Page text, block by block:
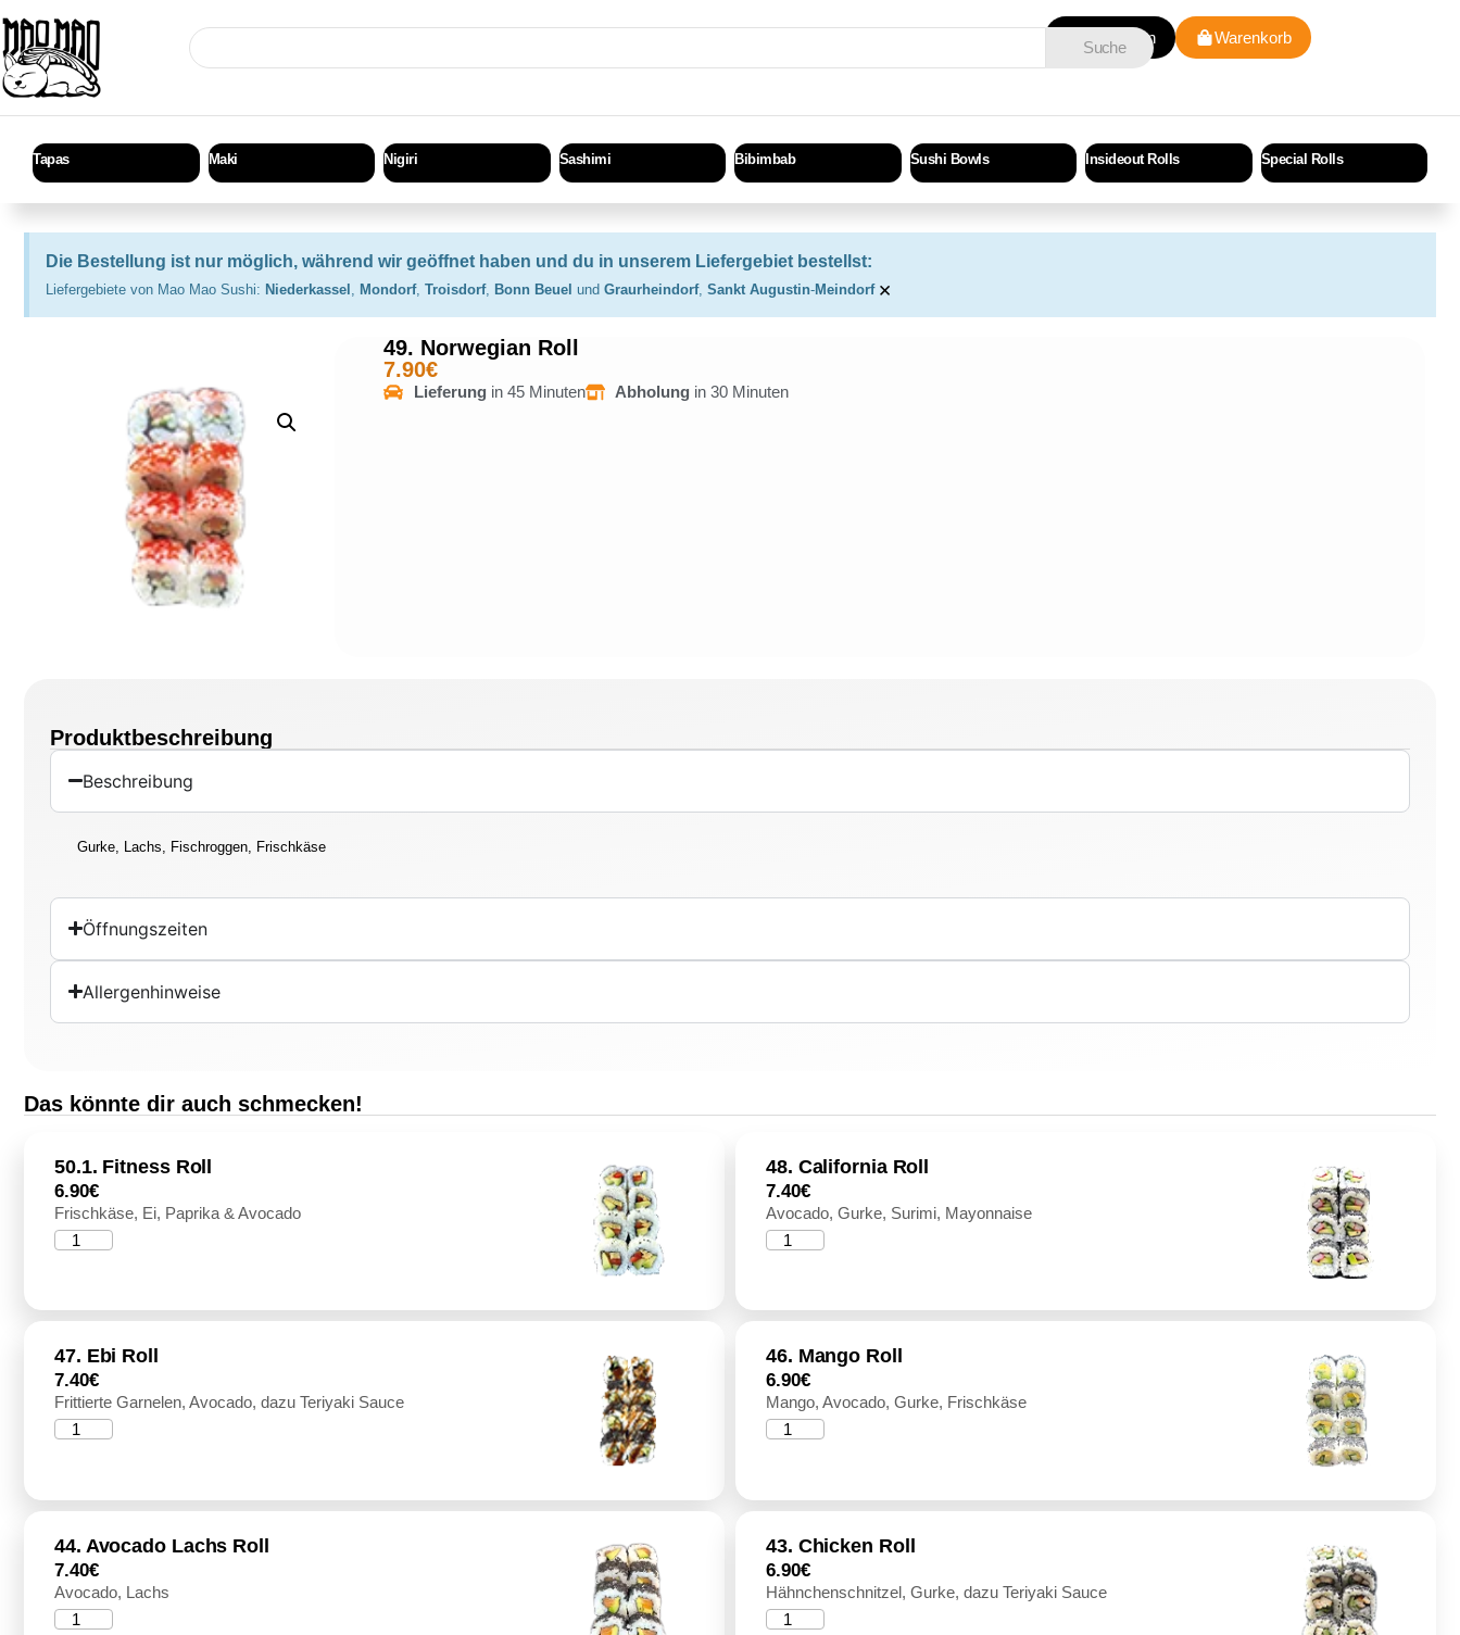
Suche
Anmelden Warenkorb
Tapas Maki Nigiri Sashimi Bibimbab Sushi Bowls Insideout Rolls Special Rolls
Die Bestellung ist nur möglich, während wir geöffnet haben und du in unserem Liefergebiet bestellst:
Liefergebiete von Mao Mao Sushi: Niederkassel , Mondorf, Troisdorf, Bonn Beuel und Graurheindorf, Sankt Augustin-Meindorf ×
49. Norwegian Roll
7.90€
Lieferung in 45 Minuten Abholung in 30 Minuten
Produktbeschreibung
Beschreibung
Gurke, Lachs, Fischroggen, Frischkäse
Öffnungszeiten
Allergenhinweise
Das könnte dir auch schmecken!
50.1. Fitness Roll
6.90€
Frischkäse, Ei, Paprika & Avocado
48. California Roll
7.40€
Avocado, Gurke, Surimi, Mayonnaise
47. Ebi Roll
7.40€
Frittierte Garnelen, Avocado, dazu Teriyaki Sauce
46. Mango Roll
6.90€
Mango, Avocado, Gurke, Frischkäse
44. Avocado Lachs Roll
7.40€
Avocado, Lachs
43. Chicken Roll
6.90€
Hähnchenschnitzel, Gurke, dazu Teriyaki Sauce